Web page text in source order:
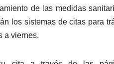
de las medidas
los sistemas de citas para
a viernes.